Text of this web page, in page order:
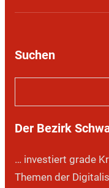
Suchen
u
n
Der Bezirk
… investiert grade
Themen der